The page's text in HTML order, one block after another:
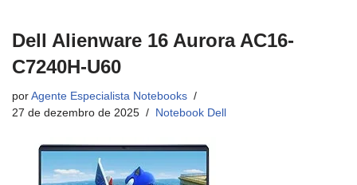
Dell Alienware 16 Aurora AC16-
C7240H-U60
por Agente Especialista Notebooks
27 de dezembro de 2025
Notebook Dell